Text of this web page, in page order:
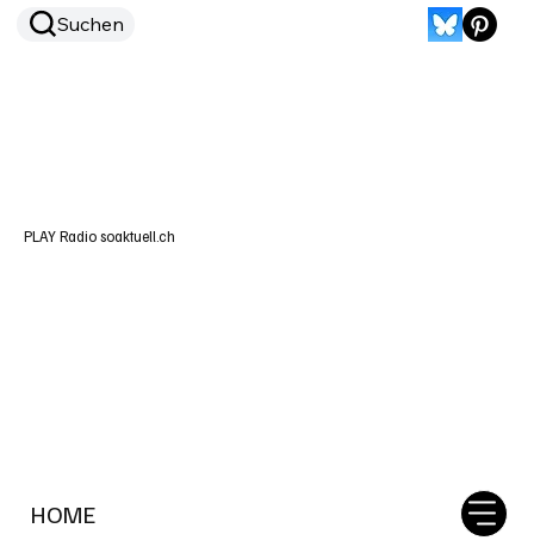
HOME
Suchen
PLAY Radio soaktuell.ch